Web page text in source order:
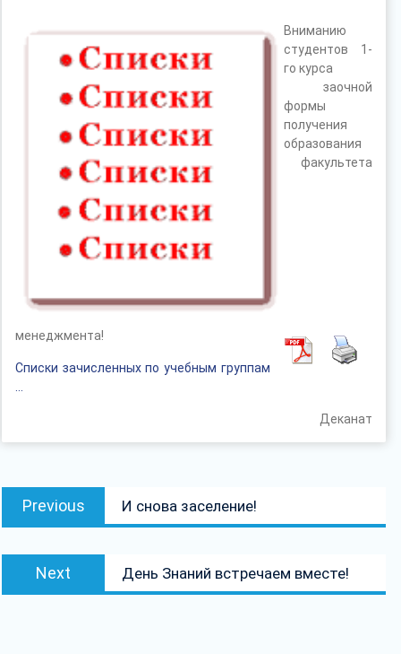
Вниманию
студентов 1-
го курса
заочной
формы
получения
образования
факультета
менеджмента!
Списки зачисленных по учебным группам
Деканат
Навігацыя
Previous
post:
И снова заселение!
Next
post:
День Знаний встречаем вместе!